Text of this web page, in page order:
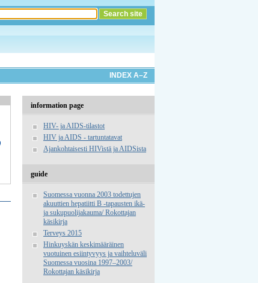
INDEX A–Z
information page
HIV- ja AIDS-tilastot
HIV ja AIDS - tartuntatavat
Ajankohtaisesti HIVistä ja AIDSista
guide
Suomessa vuonna 2003 todettujen
akuuttien hepatiitti B -tapausten ikä-
ja sukupuolijakauma/ Rokottajan
käsikirja
Terveys 2015
Hinkuyskän keskimääräinen
vuotuinen esiintyvyys ja vaihteluväli
Suomessa vuosina 1997–2003/
Rokottajan käsikirja